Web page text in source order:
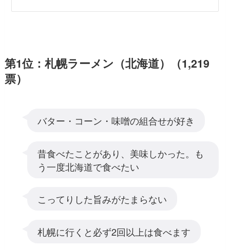
第1位：札幌ラーメン（北海道）（1,219
票）
バター・コーン・味噌の組合せが好き
昔食べたことがあり、美味しかった。も
う一度北海道で食べたい
こってりした旨みがたまらない
札幌に行くと必ず2回以上は食べます